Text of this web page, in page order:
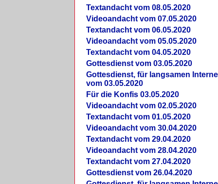
Textandacht vom 08.05.2020
Videoandacht vom 07.05.2020
Textandacht vom 06.05.2020
Videoandacht vom 05.05.2020
Textandacht vom 04.05.2020
Gottesdienst vom 03.05.2020
Gottesdienst, für langsamen
vom 03.05.2020
Für die Konfis 03.05.2020
Videoandacht vom 02.05.2020
Textandacht vom 01.05.2020
Videoandacht vom 30.04.2020
Textandacht vom 29.04.2020
Videoandacht vom 28.04.2020
Textandacht vom 27.04.2020
Gottesdienst vom 26.04.2020